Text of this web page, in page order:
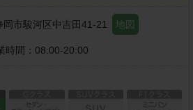
岡市駿河区中吉田41-21 地図
時間： 08:00-20:00